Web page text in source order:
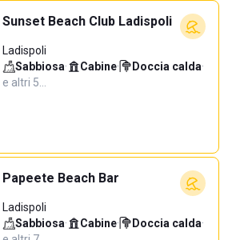
Sunset Beach Club Ladispoli
Ladispoli
Sabbiosa· Cabine· Doccia calda·
e altri 5…
Papeete Beach Bar
Ladispoli
Sabbiosa· Cabine· Doccia calda·